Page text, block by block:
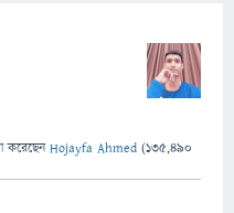
করেছেনHojayfa Ahmed (135,490